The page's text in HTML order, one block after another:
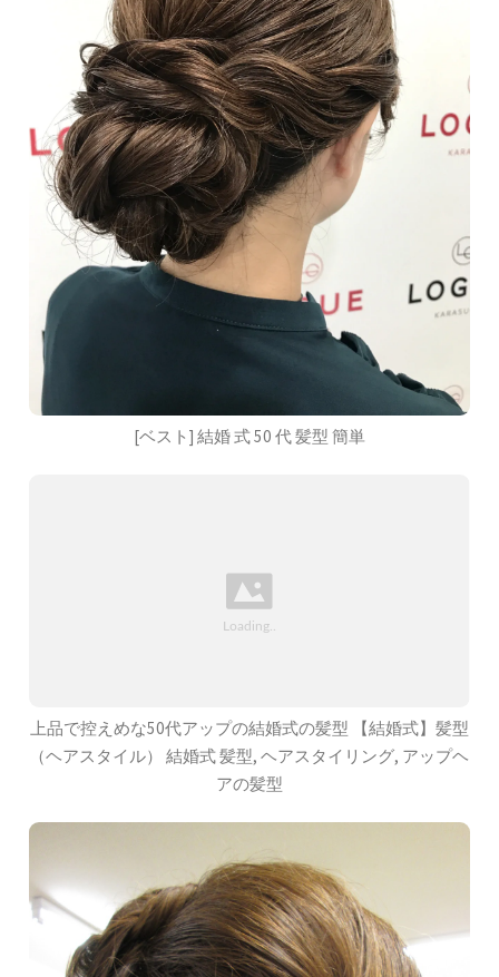
[ベスト] 結婚 式 50 代 髪型 簡単
上品で控えめな50代アップの結婚式の髪型 【結婚式】髪型
（ヘアスタイル） 結婚式 髪型, ヘアスタイリング, アップヘ
アの髪型